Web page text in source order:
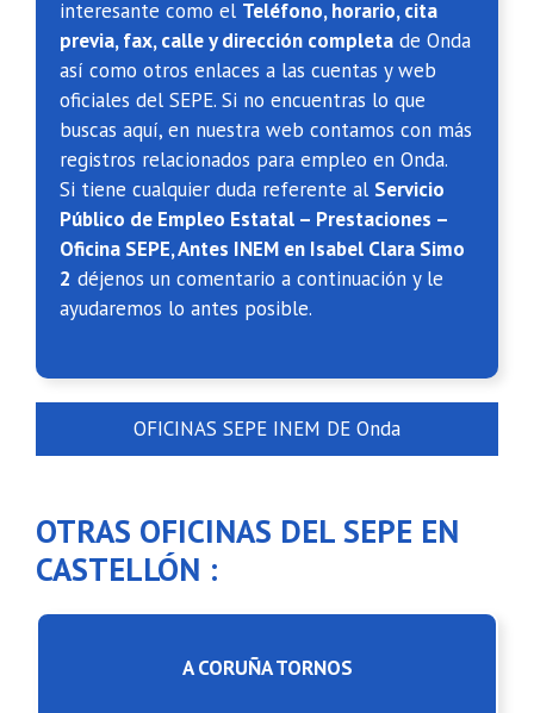
interesante como el Teléfono, horario, cita
previa, fax, calle y dirección completa de Onda
así como otros enlaces a las cuentas y web
oficiales del SEPE. Si no encuentras lo que
buscas aquí, en nuestra web contamos con más
registros relacionados para empleo en Onda.
Si tiene cualquier duda referente al Servicio
Público de Empleo Estatal – Prestaciones –
Oficina SEPE, Antes INEM en Isabel Clara Simo
2 déjenos un comentario a continuación y le
ayudaremos lo antes posible.
OFICINAS SEPE INEM DE Onda
OTRAS OFICINAS DEL SEPE EN
CASTELLÓN :
A CORUÑA TORNOS